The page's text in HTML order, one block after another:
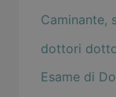
Caminante,
dottori
Esame di